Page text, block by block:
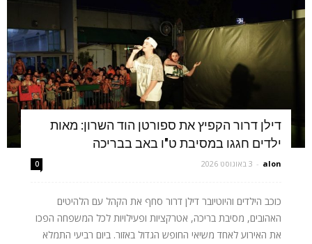
דילן דרור הקפיץ את ספורטן הוד השרון: מאות
ילדים חגגו במסיבת ט"ו באב בבריכה
alon
- 3 באוגוסט 2026 0
כוכב הילדים והיוטיובר דילן דרור סחף את הקהל עם הלהיטים
האהובים, מסיבת בריכה, אטרקציות ופעילויות לכל המשפחה הפכו
את האירוע לאחד משיאי החופש הגדול באזור. ביום רביעי התמלא